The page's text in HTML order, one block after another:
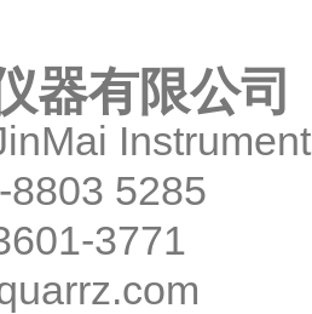
器有限公司
8803
3601-3771